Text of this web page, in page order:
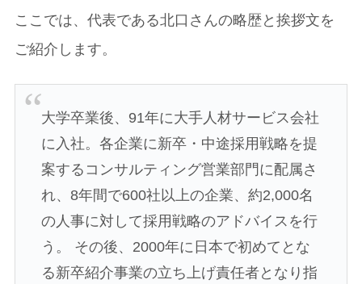
ここでは、代表である北口さんの略歴と挨拶文を
ご紹介します。
大学卒業後、91年に大手人材サービス会社
に入社。各企業に新卒・中途採用戦略を提
案するコンサルティング営業部門に配属さ
れ、8年間で600社以上の企業、約2,000名
の人事に対して採用戦略のアドバイスを行
う。 その後、2000年に日本で初めてとな
る新卒紹介事業の立ち上げ責任者となり指